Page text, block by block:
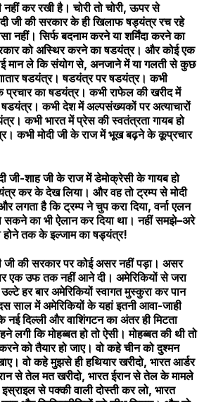
नहीं कर रखी है। चोरी तो चोरी, ऊपर से
जी की सरकार के ही खिलाफ षड्यंत्र रच रहे
नहीं। सिर्फ बदनाम करने या शर्मिंदा करने का
को अस्थिर करने का षडयंत्र। और कोई एक
मान ले कि संयोग से, अनजाने में या गलती से कुछ
षडयंत्र। षडयंत्र पर षडयंत्र। कभी
का षडयंत्र। कभी राफेल की खरीद में
कभी देश में अल्पसंख्यकों पर अत्याचारों
कभी भारत में प्रेस की स्वतंत्रता गायब हो
कभी मोदी जी के राज में भूख बढ़ने के कूप्रचार
जी-शाह जी के राज में डेमोक्रेसी के गायब हो
कर के देख लिया। और वह तो ट्रम्प से मोदी
लगता है कि ट्रम्प ने चुप करा दिया, वर्ना एलन
सकने का भी ऐलान कर दिया था। नहीं समझे–अरे
होने तक के इल्जाम का षड्यंत्र!
जी की सरकार पर कोई असर नहीं पड़ा। असर
एक उफ तक नहीं आने दी। अमेरिकियों से जरा
हर बार अमेरिकियों स्वागत मुस्कुरा कर पान
साल में अमेरिकियों के यहां इतनी आवा-जाही
नई दिल्ली और वाशिंगटन का अंतर ही मिटता
लगी कि मोहब्बत हो तो ऐसी। मोहब्बत की थी तो
को तैयार हो जाए। वो कहे चीन को दुश्मन
वो कहे मुझसे ही हथियार खरीदो, भारत आर्डर
से तेल मत खरीदो, भारत ईरान से तेल के मामले
से पक्की वाली दोस्ती कर लो, भारत